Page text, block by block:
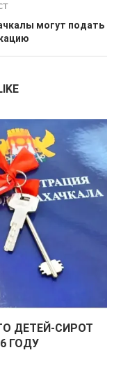
могут подать
ДЕТЕЙ-СИРОТ
ГОДУ